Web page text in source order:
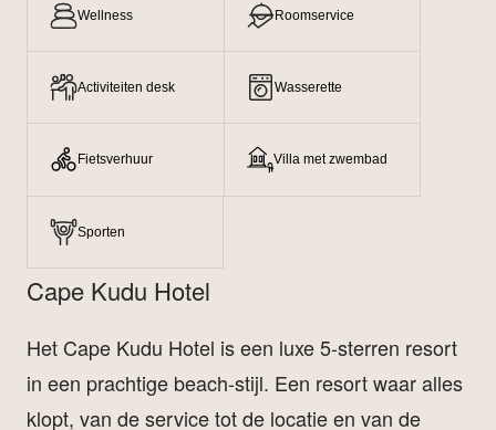
Cape Kudu Hotel
Het Cape Kudu Hotel is een luxe 5-sterren resort
in een prachtige beach-stijl. Een resort waar alles
klopt, van de service tot de locatie en van de
Wellness Roomservice
Activiteiten desk Wasserette
Fietsverhuur Villa met zwembad
Sporten